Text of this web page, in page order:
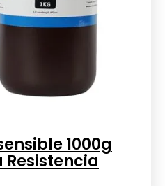
1000g
Resistencia